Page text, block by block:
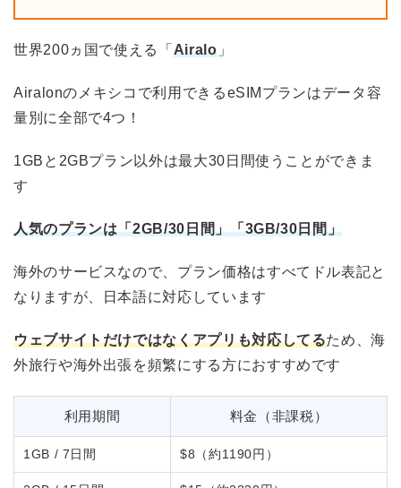
世界200ヵ国で使える「 Airalo」
Airalonのメキシコで利用できるeSIMプランはデータ容
量別に全部で4つ！
1GBと2GBプラン以外は最大30日間使うことができま
す
人気のプランは「2GB/30日間」「3GB/30日間」
海外のサービスなので、プラン価格はすべてドル表記と
なりますが、日本語に対応しています
ウェブサイトだけではなくアプリも対応してるため、海
外旅行や海外出張を頻繁にする方におすすめです
利用期間 料金（非課税）
1GB / 7日間 $8（約1190円）